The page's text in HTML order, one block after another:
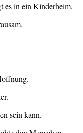
es in ein Kinderheim.
sein kann.